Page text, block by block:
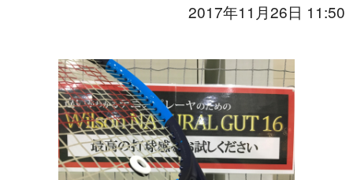
2017年11月26日 11:50